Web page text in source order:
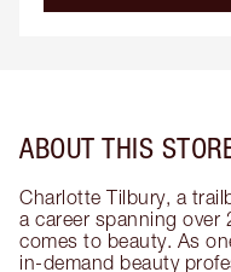
ABOUT THIS
Charlotte Tilbury, a
a career spanning over
comes to beauty. As
in-demand beauty